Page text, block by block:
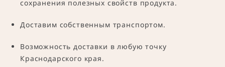
сохранения полезных свойств продукта.
Доставим собственным транспортом.
Возможность доставки в любую точку
Краснодарского края.